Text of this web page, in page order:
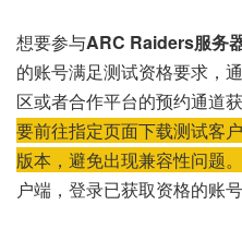
想要参与ARC Raiders服务
的账号满足测试资格要求，
区或者合作平台的预约通道获
要前往指定页面下载测试客
版本，避免出现兼容性问题。
户端，登录已获取资格的账